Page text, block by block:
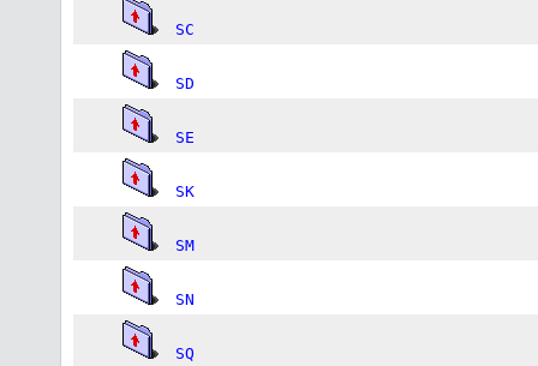
SC
SD
SE
SK
SM
SN
SQ